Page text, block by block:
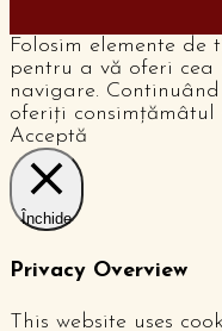
Folosim elemente
pentru a vă oferi cea
navigare.
oferiți consimțămâtul
Acceptă
Închide
Privacy Overview
This website uses